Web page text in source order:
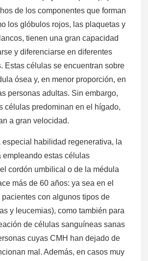
de los componentes que forman
los glóbulos rojos, las plaquetas y
tienen una gran capacidad
y diferenciarse en diferentes
Estas células se encuentran sobre
ósea y, en menor proporción, en
personas adultas. Sin embargo,
células predominan en el hígado,
a gran velocidad.
especial habilidad regenerativa, la
empleando estas células
cordón umbilical o de la médula
más de 60 años: ya sea en el
pacientes con algunos tipos de
y leucemias), como también para
de células sanguíneas sanas
cuyas CMH han dejado de
mal. Además, en casos muy